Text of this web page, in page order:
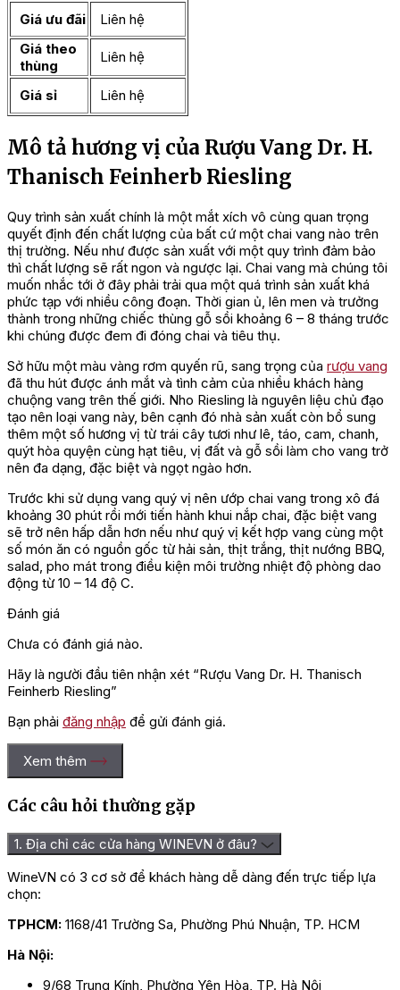
Giá ưu đãi
Liên hệ
Giá theo
thùng
Liên hệ
Giá sỉ Liên hệ
Mô tả hương vị của Rượu Vang Dr. H.
Thanisch Feinherb Riesling
Quy trình sản xuất chính là một mắt xích vô cùng quan trọng
quyết định đến chất lượng của bất cứ một chai vang nào trên
thị trường. Nếu như được sản xuất với một quy trình đảm bảo
thì chất lượng sẽ rất ngon và ngược lại. Chai vang mà chúng tôi
muốn nhắc tới ở đây phải trải qua một quá trình sản xuất khá
phức tạp với nhiều công đoạn. Thời gian ủ, lên men và trưởng
thành trong những chiếc thùng gỗ sồi khoảng 6 – 8 tháng trước
khi chúng được đem đi đóng chai và tiêu thụ.
Sở hữu một màu vàng rơm quyến rũ, sang trọng của rượu vang
đã thu hút được ánh mắt và tình cảm của nhiều khách hàng
chuộng vang trên thế giới. Nho Riesling là nguyên liệu chủ đạo
tạo nên loại vang này, bên cạnh đó nhà sản xuất còn bổ sung
thêm một số hương vị từ trái cây tươi như lê, táo, cam, chanh,
quýt hòa quyện cùng hạt tiêu, vị đất và gỗ sồi làm cho vang trở
nên đa dạng, đặc biệt và ngọt ngào hơn.
Trước khi sử dụng vang quý vị nên ướp chai vang trong xô đá
khoảng 30 phút rồi mới tiến hành khui nắp chai, đặc biệt vang
sẽ trở nên hấp dẫn hơn nếu như quý vị kết hợp vang cùng một
số món ăn có nguồn gốc từ hải sản, thịt trắng, thịt nướng BBQ,
salad, pho mát trong điều kiện môi trường nhiệt độ phòng dao
động từ 10 – 14 độ C.
Đánh giá
Chưa có đánh giá nào.
Hãy là người đầu tiên nhận xét “Rượu Vang Dr. H. Thanisch
Feinherb Riesling”
Bạn phải đăng nhập để gửi đánh giá.
Xem thêm
Các câu hỏi thường gặp
1. Địa chỉ các cửa hàng WINEVN ở đâu?
WineVN có 3 cơ sở để khách hàng dễ dàng đến trực tiếp lựa
chọn:
TPHCM: 1168/41 Trường Sa, Phường Phú Nhuận, TP. HCM
Hà Nội:
9/68 Trung Kính, Phường Yên Hòa, TP. Hà Nội